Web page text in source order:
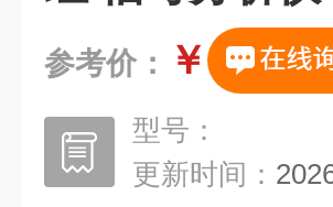
参考价： ￥
型号：
更新时间：